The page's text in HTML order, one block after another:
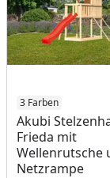
3 Farben
Akubi
Frieda mit
Wellenrutsche
Netzrampe